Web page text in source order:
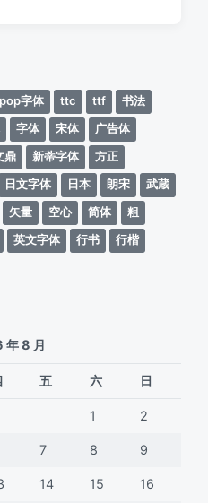
pop字体 ttc ttf
书法
字体 宋体
广告体
鼎 新蒂字体
方正
日文字体 日本 朗宋
武蔵
矢量 空心 简体
粗
英文字体 行书
行楷
8 月
五 六 日
1 2
7 8 9
14 15 16